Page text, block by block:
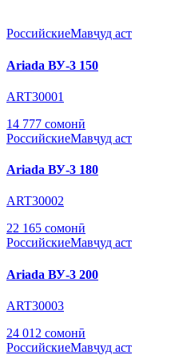
РоссийскиеМавҷуд аст
Ariada ВУ-3 150
ART30001
14 777 сомонӣ
РоссийскиеМавҷуд аст
Ariada ВУ-3 180
ART30002
22 165 сомонӣ
РоссийскиеМавҷуд аст
Ariada ВУ-3 200
ART30003
24 012 сомонӣ
РоссийскиеМавҷуд аст